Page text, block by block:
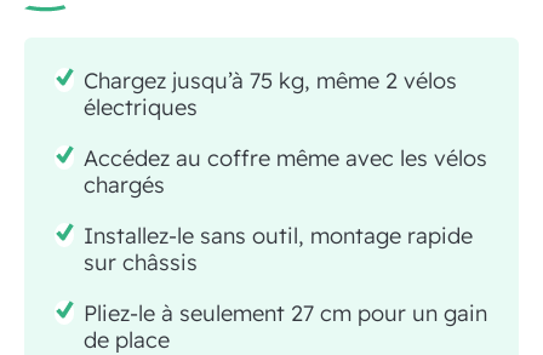
Chargez jusqu’à 75 kg, même 2 vélos
électriques
Accédez au coffre même avec les vélos
chargés
Installez-le sans outil, montage rapide
sur châssis
Pliez-le à seulement 27 cm pour un gain
de place